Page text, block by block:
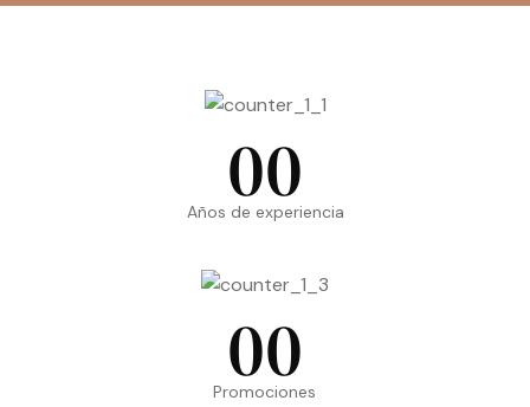
00
Años de experiencia
00
Promociones